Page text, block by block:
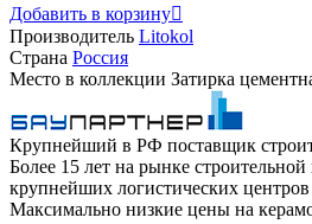
Добавить в корзину
Производитель Litokol
Страна Россия
Место в коллекции Затирка
Крупнейший в РФ поставщик
Более 15 лет на рынке
крупнейших логистических
Максимально низкие цены на